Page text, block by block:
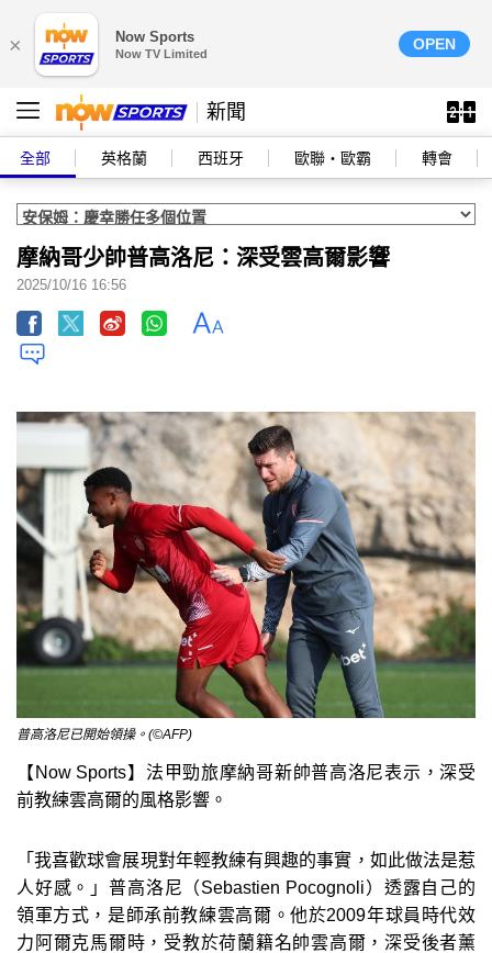
× Now Sports
Now TV Limited
OPEN
新聞
全部 英格蘭 西班牙 歐聯‧歐霸 轉會
摩納哥少帥普高洛尼：深受雲高爾影響
2025/10/16 16:56
普高洛尼已開始領操。(©AFP)
【Now Sports】法甲勁旅摩納哥新帥普高洛尼表示，深受
前教練雲高爾的風格影響。
「我喜歡球會展現對年輕教練有興趣的事實，如此做法是惹
人好感。」普高洛尼（Sebastien Pocognoli）透露自己的
領軍方式，是師承前教練雲高爾。他於2009年球員時代效
力阿爾克馬爾時，受教於荷蘭籍名帥雲高爾，深受後者薰